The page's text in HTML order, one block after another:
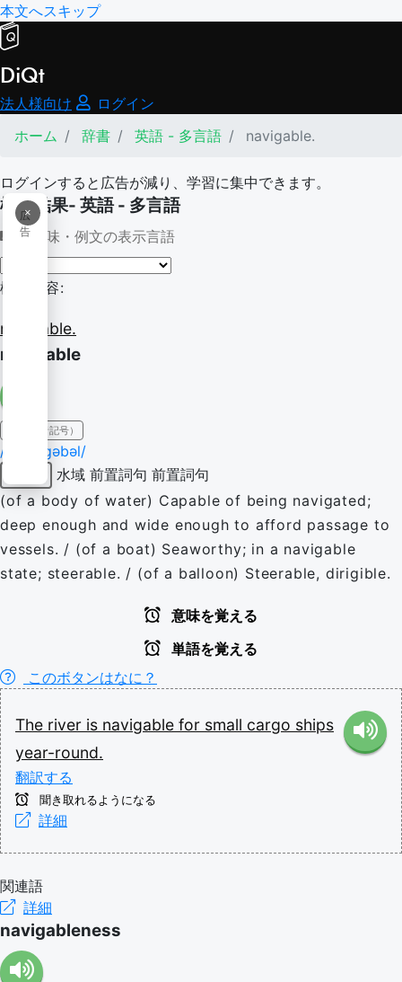
本文へスキップ
DiQt
法人様向け
ログイン
ホーム
辞書 英語 - 多言語 navigable.
ログインすると広告が減り、学習に集中できます。
×
広
告
検索結果- 英語 - 多言語
意味・例文の表示言語
検索内容:
navigable.
navigable
IPA（発音記号）
/ˈnævɪɡəbəl/
水域 前置詞句 前置詞句
(of a body of water) Capable of being navigated;
deep enough and wide enough to afford passage to
vessels. / (of a boat) Seaworthy; in a navigable
state; steerable. / (of a balloon) Steerable, dirigible.
意味を覚える
単語を覚える
このボタンはなに？
The river is navigable for small cargo ships
year-round.
翻訳する
聞き取れるようになる
詳細
関連語
詳細
navigableness